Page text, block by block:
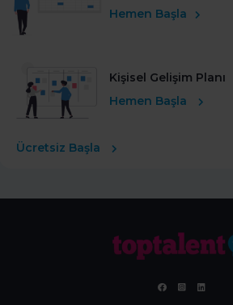
Hemen Başla
Kişisel Gelişim Planı
Hemen Başla
Ücretsiz Başla